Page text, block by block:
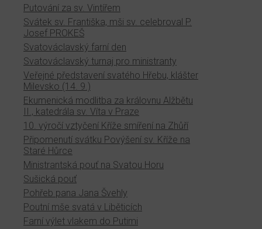
Putování za sv. Vintířem
Svátek sv. Františka, mši sv. celebroval P.
Josef PROKEŠ
Svatováclavský farní den
Svatováclavský turnaj pro ministranty
Veřejné představení svatého Hřebu, klášter
Milevsko (14. 9.)
Ekumenická modlitba za královnu Alžbětu
II., katedrála sv. Víta v Praze
10. výročí vztyčení Kříže smíření na Zhůří
Připomenutí svátku Povýšení sv. Kříže na
Staré Hůrce
Ministrantská pouť na Svatou Horu
Sušická pouť
Pohřeb pana Jana Švehly
Poutní mše svatá v Liběticích
Farní výlet vlakem do Putimi